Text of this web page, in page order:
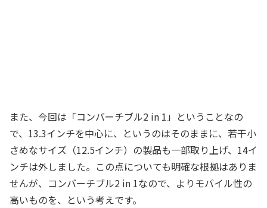
また、今回は「コンバーチブル2 in 1」ということなの
で、13.3インチを中心に、というのはそのままに、若干小
さめなサイズ（12.5インチ）の製品も一部取り上げ、14イ
ンチは外しました。この点についても明確な根拠はありま
せんが、コンバーチブル2 in 1なので、よりモバイル性の
高いものを、という考えです。